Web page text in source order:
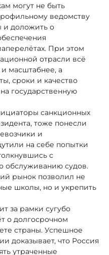
могут не быть
ведомству
и доложить о
При этом
отрасли всё
масштабнее, а
сроки и качество
государственную
санкционных
тоже понесли
и
на себе попытки
с
обслуживанию судов.
рынок позволил не
школы, но и укрепить
за рамки сугубо
о долгосрочном
страны. Успешное
доказывает, что Россия
утраченные